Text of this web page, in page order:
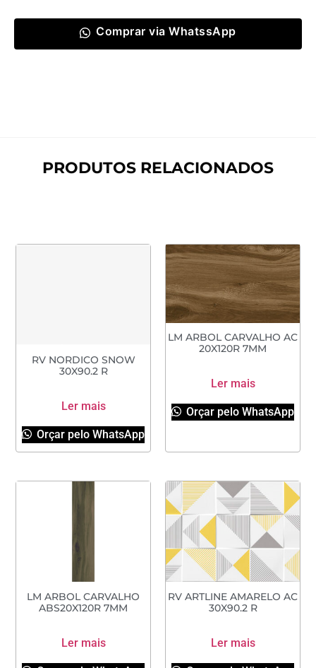
Comprar via WhatssApp
PRODUTOS RELACIONADOS
RV NORDICO SNOW
30X90.2 R
Ler mais
Orçar pelo WhatsApp
LM ARBOL CARVALHO AC
20X120R 7MM
Ler mais
Orçar pelo WhatsApp
LM ARBOL CARVALHO
ABS20X120R 7MM
Ler mais
RV ARTLINE AMARELO AC
30X90.2 R
Ler mais